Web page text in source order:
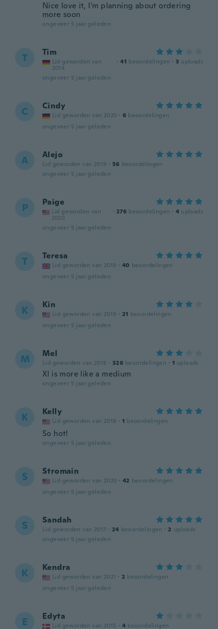
Nice love it, I'm planning about ordering
more soon
ongeveer 5 jaar geleden
T Tim
Lid geworden van
2014
· 41 beoordelingen · 3 uploads
ongeveer 5 jaar geleden
C Cindy
Lid geworden van 2020 · 6 beoordelingen
ongeveer 5 jaar geleden
A Alejo
Lid geworden van 2019 · 56 beoordelingen
ongeveer 5 jaar geleden
P Paige
Lid geworden van
2020
· 276 beoordelingen · 4 uploads
ongeveer 5 jaar geleden
T Teresa
Lid geworden van 2019 · 40 beoordelingen
ongeveer 5 jaar geleden
K Kin
Lid geworden van 2019 · 21 beoordelingen
ongeveer 5 jaar geleden
M Mel
Lid geworden van 2018 · 326 beoordelingen · 1 uploads
Xl is more like a medium
ongeveer 5 jaar geleden
K Kelly
Lid geworden van 2018 · 1 beoordelingen
So hot!
ongeveer 5 jaar geleden
S Stromain
Lid geworden van 2020 · 42 beoordelingen
ongeveer 5 jaar geleden
S Sandah
Lid geworden van 2017 · 24 beoordelingen · 2 uploads
ongeveer 5 jaar geleden
K Kendra
Lid geworden van 2021 · 2 beoordelingen
ongeveer 5 jaar geleden
E Edyta
Lid geworden van 2015 · 4 beoordelingen